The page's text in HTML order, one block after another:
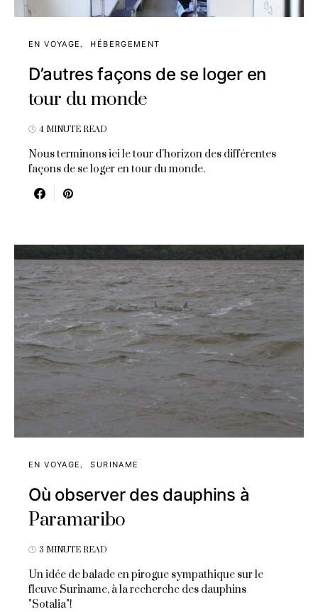
EN VOYAGE HÉBERGEMENT
D’autres façons de se loger en
tour du monde
4 MINUTE READ
Nous terminons ici le tour d'horizon des différentes
façons de se loger en tour du monde.
EN VOYAGE SURINAME
Où observer des dauphins à
Paramaribo
3 MINUTE READ
Un idée de balade en pirogue sympathique sur le
fleuve Suriname, à la recherche des dauphins
"Sotalia"!